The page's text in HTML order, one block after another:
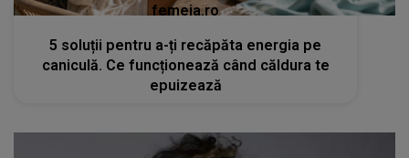
femeia.ro
5 soluții pentru a-ți recăpăta energia pe
caniculă. Ce funcționează când căldura te
epuizează